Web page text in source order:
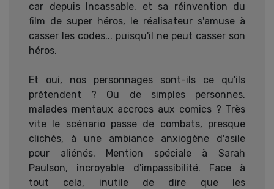
car depuis Incassable, et sa réinvention du
film de super héros, le réalisateur s'amuse à
casser les codes... puisqu'il ne peut casser son
héros.
Et oui, nos personnages sont-ils ce qu'ils
prétendent ? Ou de simples personnes,
malades mentaux accrocs aux comics ? Très
vite le scénario passe de combats, presque
clichés, à une ambiance anxiogène d'asile
pour aliénés. Mention spéciale à Sarah
Paulson, incroyable d'impassibilité. Face à
tout cela, inutile de dire que les